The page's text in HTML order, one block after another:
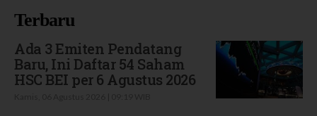
Terbaru
Ada 3 Emiten Pendatang
Baru, Ini Daftar 54 Saham
HSC BEI per 6 Agustus 2026